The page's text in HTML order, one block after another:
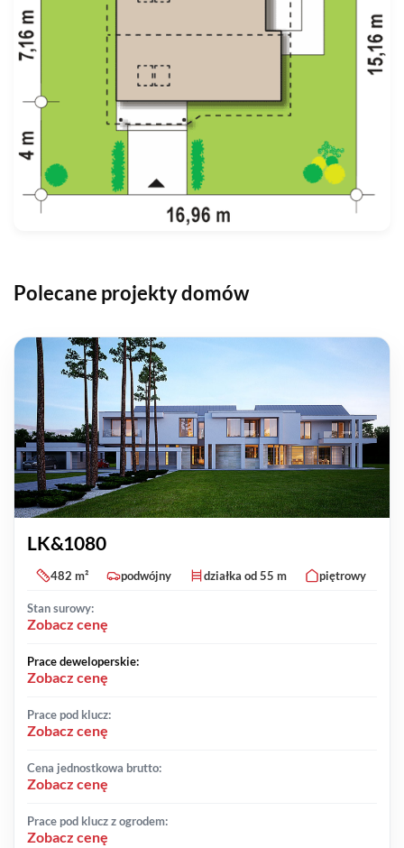
Polecane projekty domów
LK&1080
482 m² podwójny działka od 55 m piętrowy
Stan surowy:
Zobacz cenę
Prace deweloperskie:
Zobacz cenę
Prace pod klucz:
Zobacz cenę
Cena jednostkowa brutto:
Zobacz cenę
Prace pod klucz z ogrodem:
Zobacz cenę